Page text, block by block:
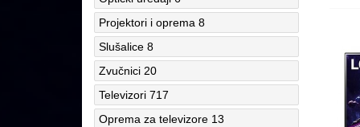
Projektori i oprema 8
Slušalice 8
Zvučnici 20
Televizori 717
Oprema za televizore 13